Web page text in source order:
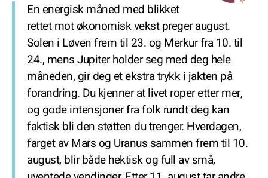
En energisk måned med blikket
rettet mot økonomisk vekst preger august.
Solen i Løven frem til 23. og Merkur fra 10. til
24., mens Jupiter holder seg med deg hele
måneden, gir deg et ekstra trykk i jakten på
forandring. Du kjenner at livet roper etter mer,
og gode intensjoner fra folk rundt deg kan
faktisk bli den støtten du trenger. Hverdagen,
farget av Mars og Uranus sammen frem til 10.
august, blir både hektisk og full av små,